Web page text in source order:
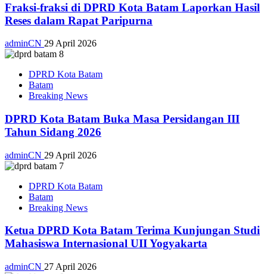
Fraksi-fraksi di DPRD Kota Batam Laporkan Hasil
Reses dalam Rapat Paripurna
adminCN 29 April 2026
DPRD Kota Batam
Batam
Breaking News
DPRD Kota Batam Buka Masa Persidangan III
Tahun Sidang 2026
adminCN 29 April 2026
DPRD Kota Batam
Batam
Breaking News
Ketua DPRD Kota Batam Terima Kunjungan Studi
Mahasiswa Internasional UII Yogyakarta
adminCN 27 April 2026